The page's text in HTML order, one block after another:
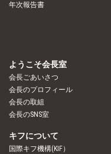
年次報告書
ようこそ会長室
会長ごあいさつ
会長のプロフィール
会長の取組
会長のSNS室
キフについて
国際キフ機構(KIF）